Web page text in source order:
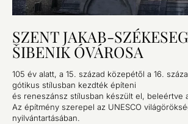
SZENT JAKAB-
ŠIBENIK ÓVÁROSA
105 év alatt, a 15. század közepétől a 16.
gótikus stílusban kezdték építeni
és reneszánsz stílusban készült el, beleértve
Az építmény szerepel az UNESCO
nyilvántartásában.